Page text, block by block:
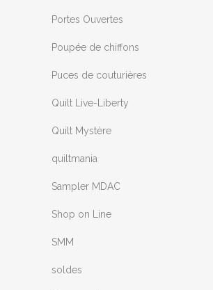
Portes Ouvertes
Poupée de chiffons
Puces de couturières
Quilt Live-Liberty
Quilt Mystère
quiltmania
Sampler MDAC
Shop on Line
SMM
soldes